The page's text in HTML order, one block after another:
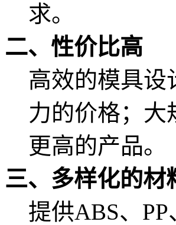
求。
二、性价比高
高效的模具设
力的价格；大
更高的产品。
三、多样化的材
提供ABS、